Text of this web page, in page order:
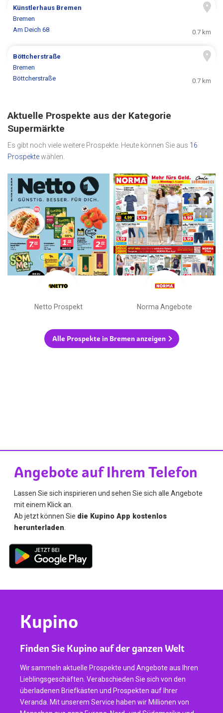
Künstlerhaus Bremen
Bremen
Am Deich 68
0.7 km
Böttcherstraße
Bremen
Böttcherstraße
0.7 km
Aktuelle Prospekte aus der Kategorie
Supermärkte
Es gibt noch viele weitere Prospekte. Heute können Sie aus 16
Prospektewählen.
Netto Prospekt Norma Angebote
Alle Prospekte in Bremen anzeigen
Angebote auf Ihrem Telefon
Lassen Sie sich inspirieren und sehen Sie sich alle Angebote
mit einem Klick an.
Ab jetzt können Sie die Kupino App kostenlos
herunterladen
Kupino
Finden Sie Kupino auf der ganzen Welt
Wir sammeln aktuelle Prospekte und Angebote aus Ihren
Lieblingsgeschäften. Verabschieden Sie sich von den
überladenen Briefkästen und Prospekten auf Ihrer
Veranda. Mit unserem Service haben wir Millionen von